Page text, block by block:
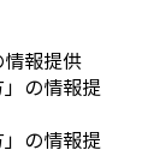
情報提供
」の情報提
」の情報提